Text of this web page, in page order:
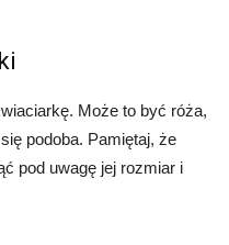
Może to być róża,
podoba. Pamiętaj, że
pod uwagę jej rozmiar i